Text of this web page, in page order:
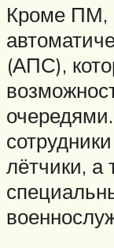
Кроме ПМ,
(АПС),
лётчики, а